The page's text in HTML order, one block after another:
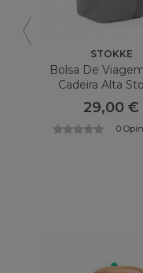
STOKKE
Bolsa De
Cadeira Alta
Clikk
29,00 €
0